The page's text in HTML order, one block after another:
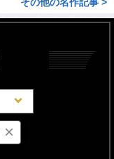
週間
×